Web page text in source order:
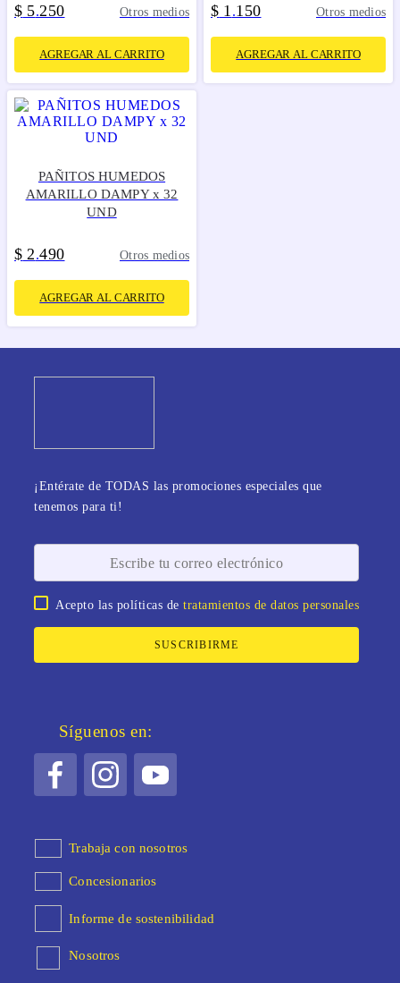
$ 5.250 Otros medios
AGREGAR AL CARRITO
$ 1 .150 Otros medios
AGREGAR AL CARRITO
PAÑITOS HUMEDOS
AMARILLO DAMPY x 32
UND
$ 2.490 Otros medios
AGREGAR AL CARRITO
¡Entérate de TODAS las promociones especiales que
tenemos para ti!
Acepto las políticas detratamientos de datos personales
SUSCRIBIRME
Síguenos en:
Trabaja con nosotros
Concesionarios
Informe de sostenibilidad
Nosotros